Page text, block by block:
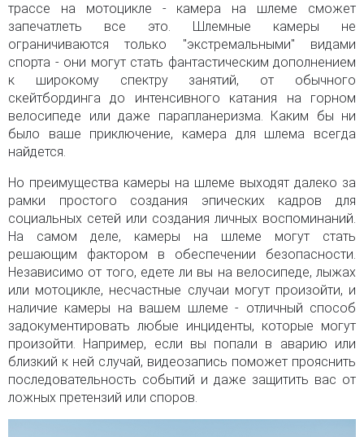
трассе на мотоцикле - камера на шлеме сможет
запечатлеть все это. Шлемные камеры не
ограничиваются только "экстремальными" видами
спорта - они могут стать фантастическим дополнением
к широкому спектру занятий, от обычного
скейтбординга до интенсивного катания на горном
велосипеде или даже парапланеризма. Каким бы ни
было ваше приключение, камера для шлема всегда
найдется.
Но преимущества камеры на шлеме выходят далеко за
рамки простого создания эпических кадров для
социальных сетей или создания личных воспоминаний.
На самом деле, камеры на шлеме могут стать
решающим фактором в обеспечении безопасности.
Независимо от того, едете ли вы на велосипеде, лыжах
или мотоцикле, несчастные случаи могут произойти, и
наличие камеры на вашем шлеме - отличный способ
задокументировать любые инциденты, которые могут
произойти. Например, если вы попали в аварию или
близкий к ней случай, видеозапись поможет прояснить
последовательность событий и даже защитить вас от
ложных претензий или споров.